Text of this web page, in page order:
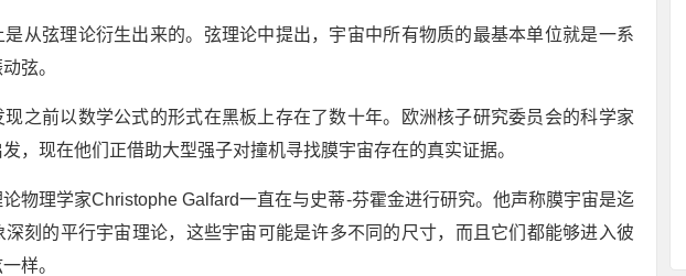
从弦理论衍生出来的。弦理论中提出，宇宙中所有物质的最基本单位就是一系
弦。
之前以数学公式的形式在黑板上存在了数十年。欧洲核子研究委员会的科学家
，现在他们正借助大型强子对撞机寻找膜宇宙存在的真实证据。
物理学家Christophe Galfard一直在与史蒂-芬霍金进行研究。他声称膜宇宙是迄
刻的平行宇宙理论，这些宇宙可能是许多不同的尺寸，而且它们都能够进入彼
样。